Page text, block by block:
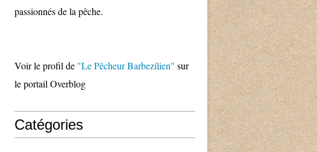
passionnés de la pêche.
Voir le profil de "Le Pêcheur Barbezilien" sur
le portail Overblog
Catégories